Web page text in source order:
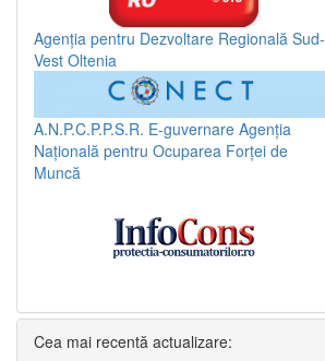
Agenția pentru Dezvoltare Regională Sud-
Vest Oltenia
A.N.P.C.P.P.S.R. E-guvernare Agenția
Națională pentru Ocuparea Forței de
Muncă
Cea mai recentă actualizare: